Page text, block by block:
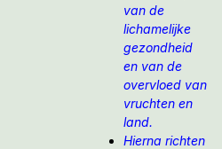
van de
lichamelijke
gezondheid
en van de
overvloed van
vruchten en
land.
Hierna richten